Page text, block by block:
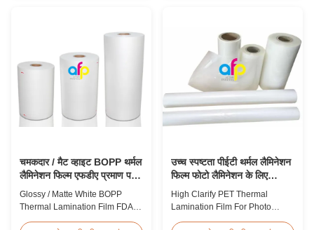
Customization of sizes,
welcomed. All laminator sheets
...
polypropylene) serves as the
base film produced through
extrusion coating ...
चमकदार / मैट व्हाइट BOPP थर्मल
लैमिनेशन फिल्म एफडीए प्रमाण पत्र
पारित
Glossy / Matte White BOPP
Thermal Lamination Film FDA
उच्च स्पष्टता पीईटी थर्मल लैमिनेशन
फिल्म फोटो लैमिनेशन के लिए
एसजीएस अनुमोदन
High Clarify PET Thermal
Lamination Film For Photo